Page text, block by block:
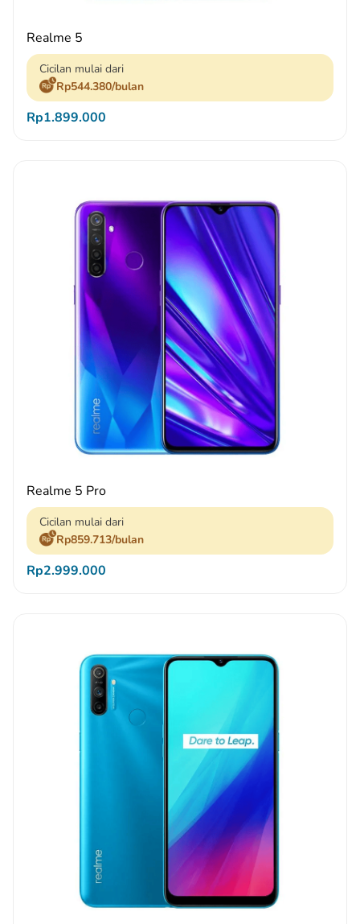
Realme 5
Cicilan mulai dari
Rp544.380/bulan
Rp1.899.000
Realme 5 Pro
Cicilan mulai dari
Rp859.713/bulan
Rp2.999.000